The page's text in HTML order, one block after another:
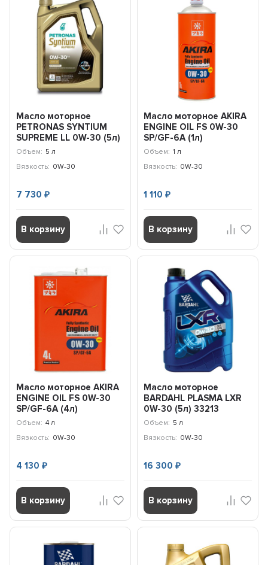
Масло моторное
PETRONAS SYNTIUM
SUPREME LL 0W-30 (5л)
71226M12EU
Объем: 5 л
Вязкость: 0W-30
7 730₽
В корзину
Масло моторное AKIRA
ENGINE OIL FS 0W-30
SP/GF-6A (1л)
A00032233-001
Объем: 1 л
Вязкость: 0W-30
1 110 ₽
В корзину
Масло моторное AKIRA
ENGINE OIL FS 0W-30
SP/GF-6A (4л)
A00032234-004
Объем: 4 л
Вязкость: 0W-30
4 130₽
В корзину
Масло моторное
BARDAHL PLASMA LXR
0W-30 (5л) 33213
Объем: 5 л
Вязкость: 0W-30
16 300 ₽
В корзину